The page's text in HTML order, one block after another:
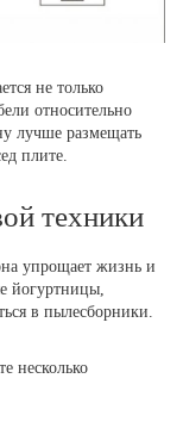
не только
относительно
лучше размещать
плите.
техники
упрощает жизнь и
йогуртницы,
в пылесборники.
несколько